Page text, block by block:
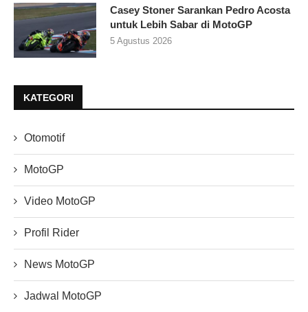
Casey Stoner Sarankan Pedro Acosta
untuk Lebih Sabar di MotoGP
5 Agustus 2026
KATEGORI
Otomotif
MotoGP
Video MotoGP
Profil Rider
News MotoGP
Jadwal MotoGP